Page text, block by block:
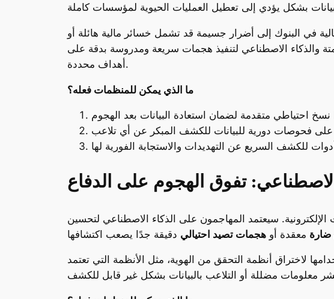
في البنوك إلى أضرار جسيمة قد تشمل خسائر مالية هائلة أو
والذكاء الاصطناعي لتنفيذ هجمات سريعة ومدروسة بدقة على
أهداف محددة.
ما الذي يمكن للمنظمات فعله؟
تفوق الهجوم على الدفاع
الهجمات الإلكترونية. سيعتمد المهاجمون على الذكاء الاصطناعي لتحسين
ضارة معقدة أو هجمات تصيد احتيالي
لاختراق أنظمة التحقق من الهوية، مثل الأنظمة التي تعتمد